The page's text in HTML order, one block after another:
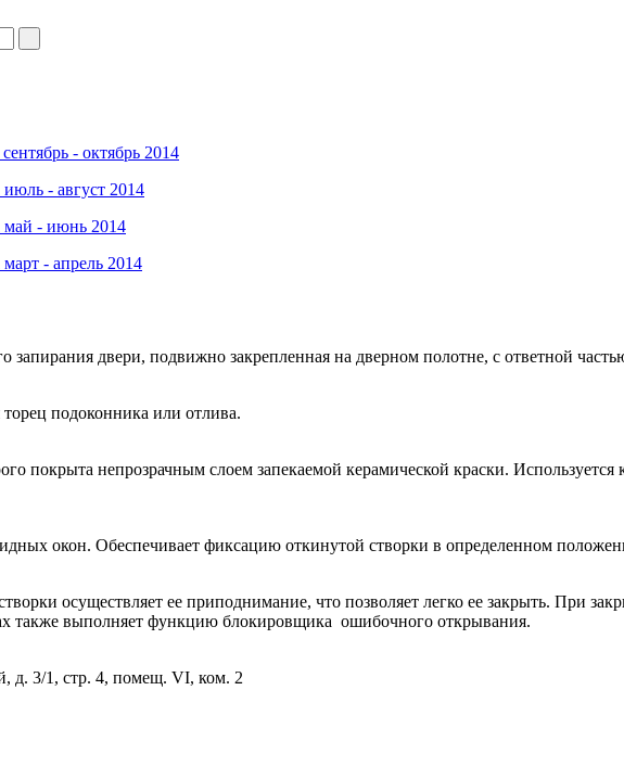
- октябрь 2014
- август 2014
- июнь 2014
- апрель 2014
запирания двери, подвижно закрепленная на дверном полотне, с ответной
подоконника или отлива.
покрыта непрозрачным слоем запекаемой керамической краски.
окон. Обеспечивает фиксацию откинутой створки в определенном
осуществляет ее приподнимание, что позволяет легко ее закрыть. При
также выполняет функцию блокировщика ошибочного открывания.
д. 3/1, стр. 4, помещ. VI, ком. 2